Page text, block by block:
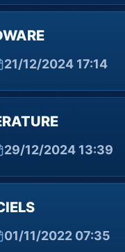
21/12/2024 17:14
29/12/2024 13:39
01/11/2022 07:35